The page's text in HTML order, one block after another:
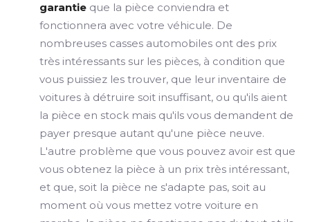
garantie que la pièce conviendra et
fonctionnera avec votre véhicule. De
nombreuses casses automobiles ont des prix
très intéressants sur les pièces, à condition que
vous puissiez les trouver, que leur inventaire de
voitures à détruire soit insuffisant, ou qu'ils aient
la pièce en stock mais qu'ils vous demandent de
payer presque autant qu'une pièce neuve.
L'autre problème que vous pouvez avoir est que
vous obtenez la pièce à un prix très intéressant,
et que, soit la pièce ne s'adapte pas, soit au
moment où vous mettez votre voiture en